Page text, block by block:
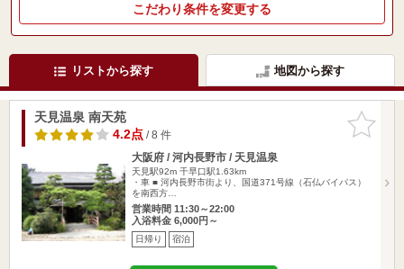
こだわり条件を変更する
リストから探す 地図から探す
お気に入
りに追加
天見温泉 南天苑
4.2点/ 8 件
大阪府 / 河内長野市 / 天見温泉
天見駅92m 千早口駅1.63km
・車 ■ 河内長野市街より、国道371号線（石仏バイパス）
を南西方…
営業時間 11:30～22:00
入浴料金 6,000円～
日帰り 宿泊